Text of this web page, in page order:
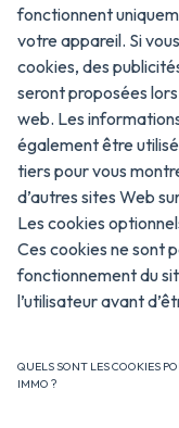
fonctionnent
votre appareil. Si
cookies, des
seront proposées
web. Les
également être
tiers pour vous
d’autres sites Web
Les cookies
Ces cookies ne sont
fonctionnement du
l’utilisateur avant
QUELS SONT LES COOKIES
IMMO ?